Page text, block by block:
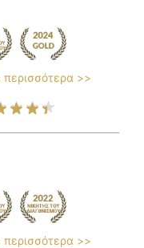
περισσότερα >>
περισσότερα >>